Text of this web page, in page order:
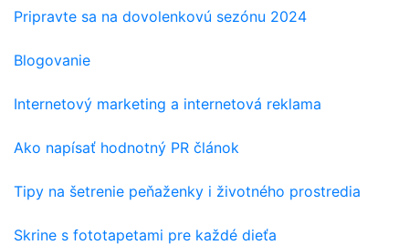
Pripravte sa na dovolenkovú sezónu 2024
Blogovanie
Internetový marketing a internetová reklama
Ako napísať hodnotný PR článok
Tipy na šetrenie peňaženky i životného prostredia
Skrine s fototapetami pre každé dieťa